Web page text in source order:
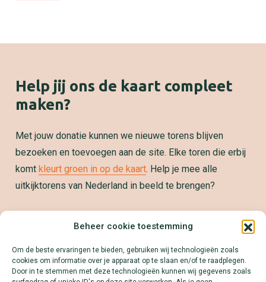
Beheer cookie toestemming
Om de beste ervaringen te bieden, gebruiken wij technologieën zoals
cookies om informatie over je apparaat op te slaan en/of te raadplegen.
Door in te stemmen met deze technologieën kunnen wij gegevens zoals
Help jij ons de kaart compleet
maken?
Met jouw donatie kunnen we nieuwe torens blijven
bezoeken en toevoegen aan de site. Elke toren die erbij
komt kleurt groen in op de kaart. Help je mee alle
uitkijktorens van Nederland in beeld te brengen?
Samenwerken?
kaart! Download onze Mediakit en ontdek alle
mogelijkheden.